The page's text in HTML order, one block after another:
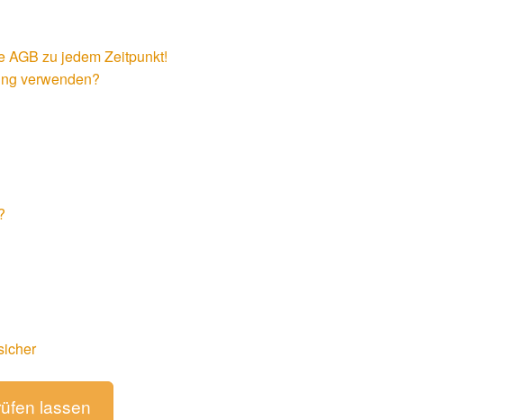
AGB zu jedem Zeitpunkt!
verwenden?
lassen